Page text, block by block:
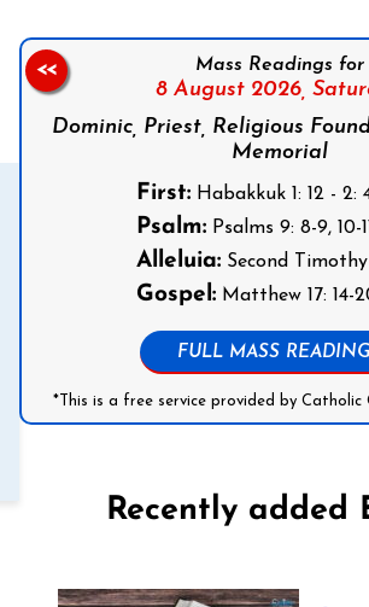
Mass Readings for
8 August 2026,
Dominic, Priest, Religious
Memorial
First: Habakkuk 1: 12 - 2:
Psalm: Psalms 9: 8-9, 10-
Alleluia: Second Timothy
Gospel: Matthew 17: 14-
FULL MASS
*This is a free service provided by Catholic
<<
Recently added